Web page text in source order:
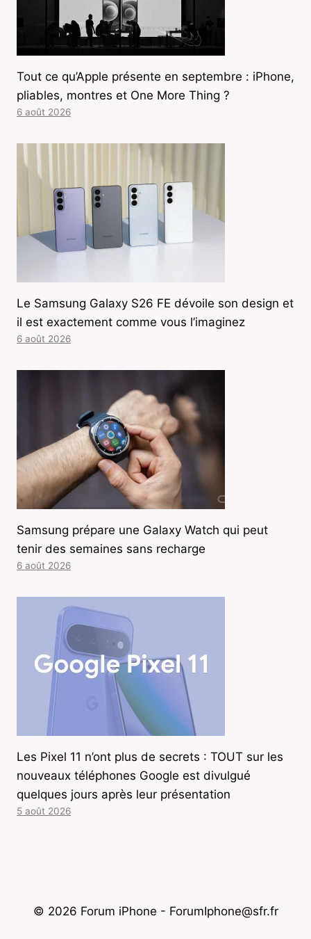
Tout ce qu’Apple présente en septembre : iPhone,
pliables, montres et One More Thing ?
6 août 2026
Le Samsung Galaxy S26 FE dévoile son design et
il est exactement comme vous l’imaginez
6 août 2026
Samsung prépare une Galaxy Watch qui peut
tenir des semaines sans recharge
6 août 2026
Les Pixel 11 n’ont plus de secrets : TOUT sur les
nouveaux téléphones Google est divulgué
quelques jours après leur présentation
5 août 2026
© 2026 Forum iPhone - ForumIphone@sfr.fr